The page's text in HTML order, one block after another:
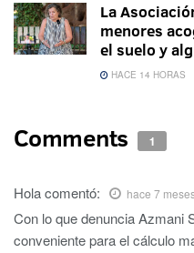
La
menores
el suelo y
HACE 14 HORAS
Comments 1
Holacomentó: hace 7
Con lo que denuncia Azmani
conveniente para el cálculo